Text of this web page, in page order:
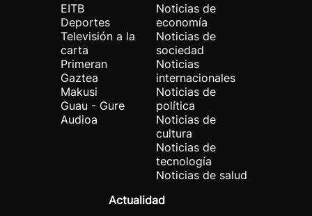
EITB
Deportes
Televisión a la
carta
Primeran
Gaztea
Makusi
Guau - Gure
Audioa
Noticias de
economía
Noticias de
sociedad
Noticias
internacionales
Noticias de
política
Noticias de
cultura
Noticias de
tecnología
Noticias de salud
Actualidad